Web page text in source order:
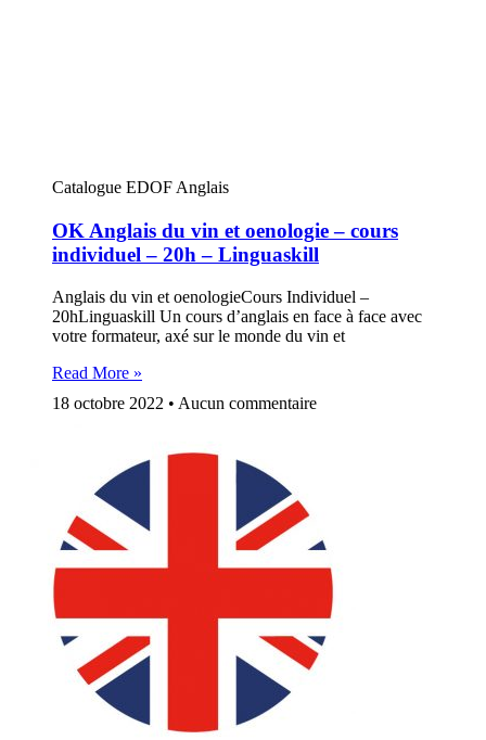
Catalogue EDOF Anglais
OK Anglais du vin et oenologie – cours
individuel – 20h – Linguaskill
Anglais du vin et oenologieCours Individuel –
20hLinguaskill Un cours d’anglais en face à face avec
votre formateur, axé sur le monde du vin et
Read More »
18 octobre 2022
Aucun commentaire